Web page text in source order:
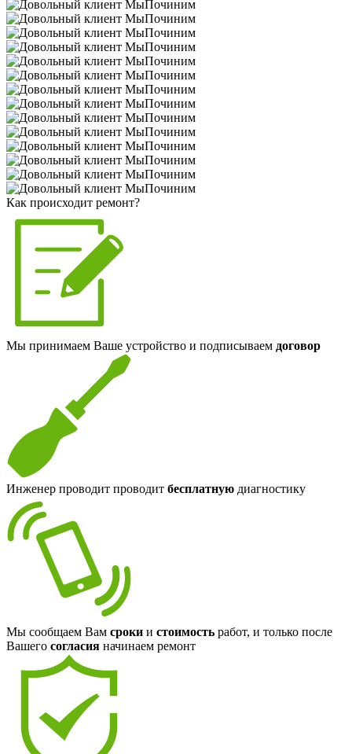
Как происходит ремонт?
Мы принимаем Ваше устройство и подписываем договор
Инженер проводит проводит бесплатную диагностику
Мы сообщаем Вам сроки и стоимость работ, и только после
Вашего согласия начинаем ремонт